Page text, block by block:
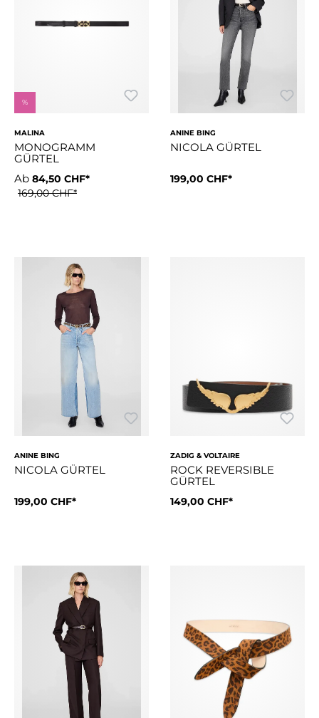
%
MALINA
MONOGRAMM
GÜRTEL
Ledergürtel mit goldfarbener Schließe mit Malina-
Ab 84,50 CHF*
169,00 CHF*
ANINE BING
NICOLA GÜRTEL
Der alltägliche Nicola-Gürtel
199,00 CHF*
ANINE BING
NICOLA GÜRTEL
Ein Gürtel für jeden Tag aus Kalbshaar mit
199,00 CHF*
ZADIG & VOLTAIRE
ROCK REVERSIBLE
GÜRTEL
30 mm breiter Wendegürtel
149,00 CHF*